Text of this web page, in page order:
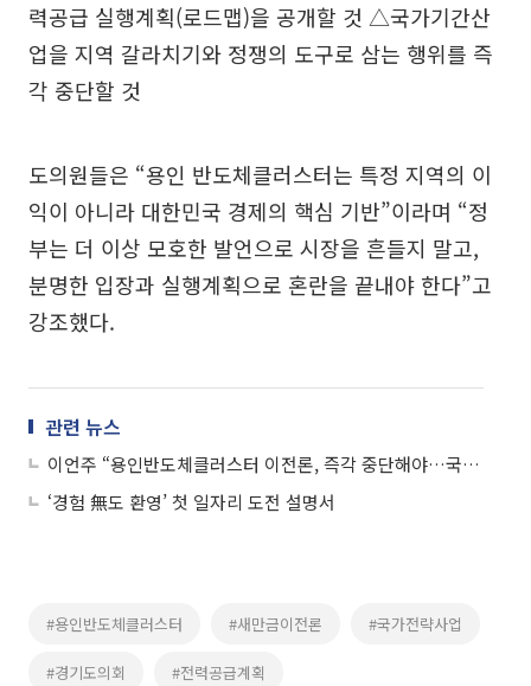
력공급 실행계획(로드맵)을 공개할 것 △국가기간산
업을 지역 갈라치기와 정쟁의 도구로 삼는 행위를 즉
각 중단할 것
도의원들은 “용인 반도체클러스터는 특정 지역의 이
익이 아니라 대한민국 경제의 핵심 기반”이라며 “정
부는 더 이상 모호한 발언으로 시장을 흔들지 말고,
분명한 입장과 실행계획으로 혼란을 끝내야 한다”고
강조했다.
관련 뉴스
이언주 “용인반도체클러스터 이전론, 즉각 중단해야…국가전략 흔들 혼선 멈춰야”
‘경험 無도 환영’ 첫 일자리 도전 설명서
#용인반도체클러스터 #새만금이전론 #국가전략사업
#경기도의회 #전력공급계획